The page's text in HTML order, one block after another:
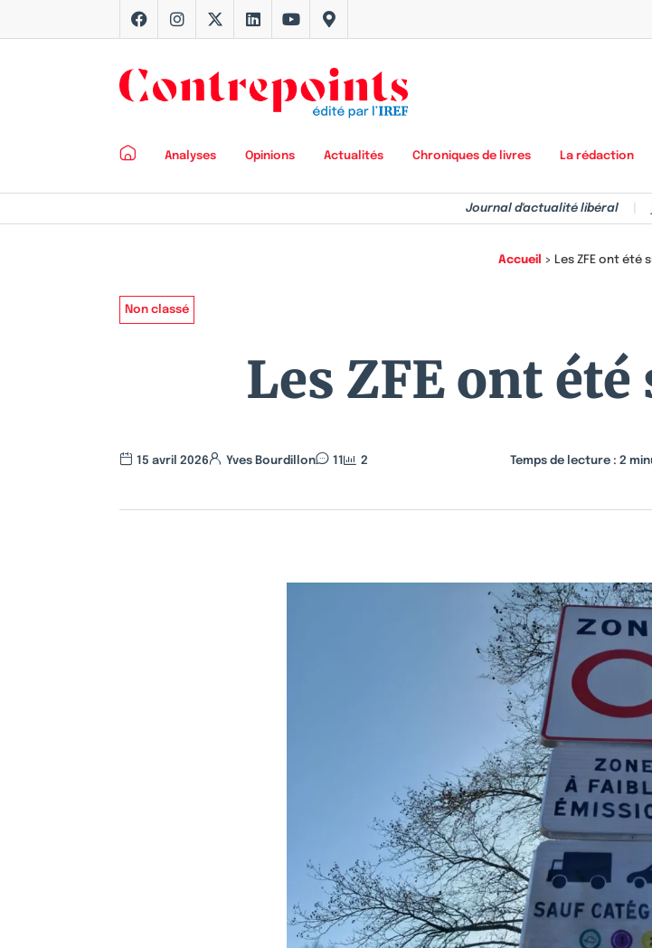
Analyses Opinions Actualités Chroniques de livres La rédaction
Journal d'actualité libéral
Accueil > Les ZFE ont été
Non classé
Les ZFE ont
15 avril 2026 Yves Bourdillon 11 2 Temps de lecture : 2